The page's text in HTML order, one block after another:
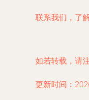
联系我们 ，了
如若转载，请
更新时间：